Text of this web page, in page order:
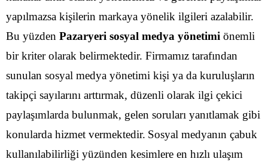
yapılmazsa kişilerin markaya yönelik ilgileri azalabilir.
Bu yüzden Pazaryeri sosyal medya yönetimi önemli
bir kriter olarak belirmektedir. Firmamız tarafından
sunulan sosyal medya yönetimi kişi ya da kuruluşların
takipçi sayılarını arttırmak, düzenli olarak ilgi çekici
paylaşımlarda bulunmak, gelen soruları yanıtlamak gibi
konularda hizmet vermektedir. Sosyal medyanın çabuk
kullanılabilirliği yüzünden kesimlere en hızlı ulaşım